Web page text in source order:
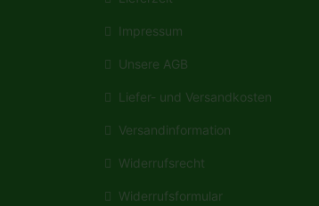
Impressum
Unsere AGB
Liefer- und Versandkosten
Versandinformation
Widerrufsrecht
Widerrufsformular